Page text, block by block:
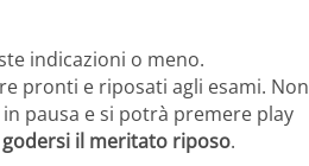
indicazioni o meno.
pronti e riposati agli esami. Non
pausa e si potrà premere play
godersi il meritato riposo.